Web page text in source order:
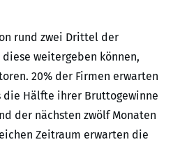
rund zwei Drittel der
weitergeben können,
20% der Firmen erwarten
die Hälfte ihrer Bruttogewinne
der nächsten zwölf Monaten
Zeitraum erwarten die